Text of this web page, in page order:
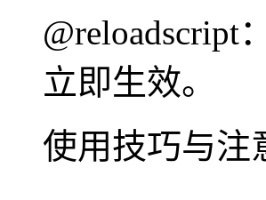
@reloadscript
立即生效。
使用技巧与注